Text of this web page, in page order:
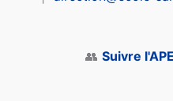
👥 Suivre